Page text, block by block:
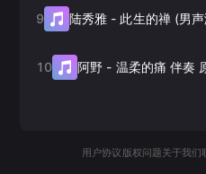
9 陆秀雅 - 此生的禅 (男
10 阿野 - 温柔的痛 伴奏
用户协议 版权问题关于我们